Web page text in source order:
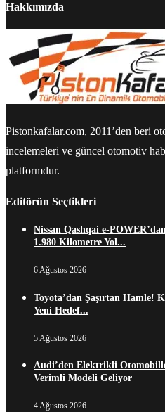
Hakkımızda
Pistonkafalar.com, 2011’den beri
incelemeleri ve güncel otomotiv
platformdur.
Editörün Seçtikleri
Nissan Qashqai e-
1.980 Kilometre Yol...
6 Ağustos 2026
Toyota’dan Şaşırtan Hamle!
Yeni Hedef...
5 Ağustos 2026
Audi’den Elektrikli
Verimli Modeli Geliyor
4 Ağustos 2026